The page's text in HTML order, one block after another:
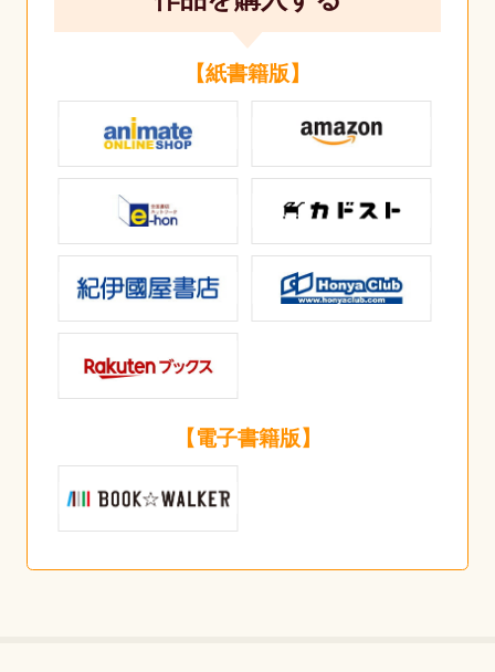
【紙書籍版】
【電子書籍版】